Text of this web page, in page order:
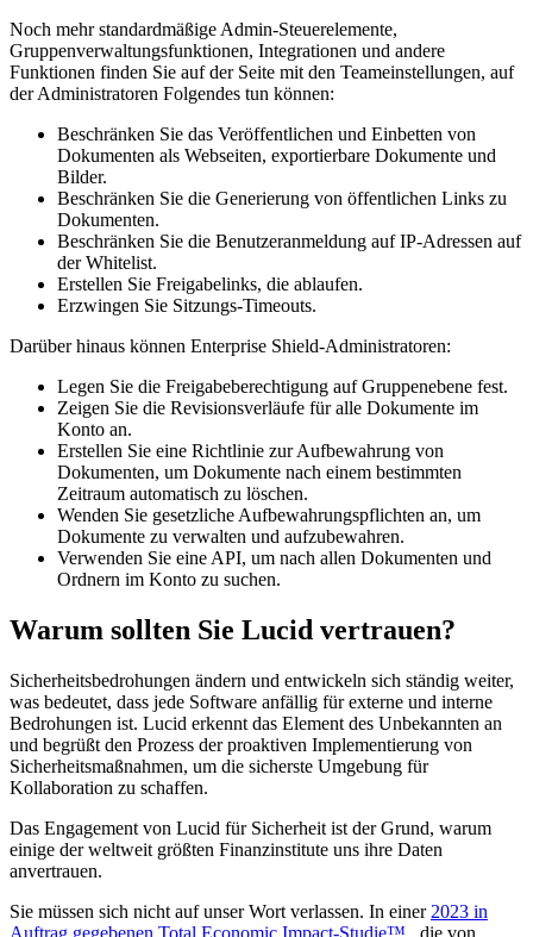
Noch mehr standardmäßige Admin-Steuerelemente,
Gruppenverwaltungsfunktionen, Integrationen und andere
Funktionen finden Sie auf der Seite mit den Teameinstellungen, auf
der Administratoren Folgendes tun können:
Beschränken Sie das Veröffentlichen und Einbetten von
Dokumenten als Webseiten, exportierbare Dokumente und
Bilder.
Beschränken Sie die Generierung von öffentlichen Links zu
Dokumenten.
Beschränken Sie die Benutzeranmeldung auf IP-Adressen auf
der Whitelist.
Erstellen Sie Freigabelinks, die ablaufen.
Erzwingen Sie Sitzungs-Timeouts.
Darüber hinaus können Enterprise Shield-Administratoren:
Legen Sie die Freigabeberechtigung auf Gruppenebene fest.
Zeigen Sie die Revisionsverläufe für alle Dokumente im
Konto an.
Erstellen Sie eine Richtlinie zur Aufbewahrung von
Dokumenten, um Dokumente nach einem bestimmten
Zeitraum automatisch zu löschen.
Wenden Sie gesetzliche Aufbewahrungspflichten an, um
Dokumente zu verwalten und aufzubewahren.
Verwenden Sie eine API, um nach allen Dokumenten und
Ordnern im Konto zu suchen.
Warum sollten Sie Lucid vertrauen?
Sicherheitsbedrohungen ändern und entwickeln sich ständig weiter,
was bedeutet, dass jede Software anfällig für externe und interne
Bedrohungen ist. Lucid erkennt das Element des Unbekannten an
und begrüßt den Prozess der proaktiven Implementierung von
Sicherheitsmaßnahmen, um die sicherste Umgebung für
Kollaboration zu schaffen.
Das Engagement von Lucid für Sicherheit ist der Grund, warum
einige der weltweit größten Finanzinstitute uns ihre Daten
anvertrauen.
Sie müssen sich nicht auf unser Wort verlassen. In einer 2023 in
Auftrag gegebenen Total Economic Impact-Studie™ , die von